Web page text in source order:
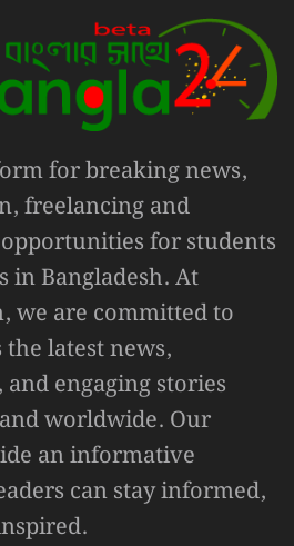
for breaking news,
freelancing and
for students
in Bangladesh. At
we are committed to
latest news,
engaging stories
worldwide. Our
an informative
can stay informed,